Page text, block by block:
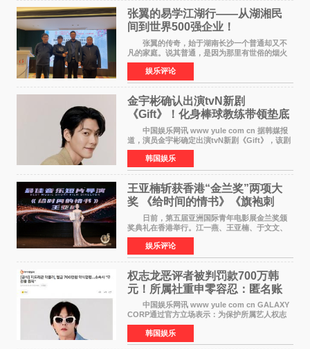
张翼的易学江湖行——从湖湘民
间到世界500强企业！
张翼的传奇，始于湖南长沙一个普通却又不
凡的家庭。说其普通，是因为那里有世俗的烟火
气；说其不凡，是因为家中有一位洞悉天地玄机
的长者——他的爷爷。作为当地的风水师，爷爷
是张翼走进易学
娱乐评论
金宇彬确认出演tvN新剧
《Gift》！化身棒球教练带领垫底
球队逆袭
中国娱乐网讯 www yule com cn 据韩媒报
道，演员金宇彬确定出演tvN新剧《Gift》，该剧
预计将于下半年播出，引发观众高度期待。
本剧改编自同名网络漫画，讲述一位经历意外事
故后获得特殊
韩国娱乐
王亚楠斩获香港“金兰奖”两项大
奖 《给时间的情书》《旗袍刺
客》双双获肯定
日前，第五届亚洲国际青年电影展金兰奖颁
奖典礼在香港举行。江一燕、王亚楠、于文文、
李东学等知名演员出席活动。著名演员、导演王
亚楠凭借音乐故事片《给时间的情书》和院线电
影《旗袍刺客》
娱乐评论
权志龙恶评者被判罚款700万韩
元！所属社重申零容忍：匿名账
号也难逃刑责
中国娱乐网讯 www yule com cn GALAXY
CORP通过官方立场表示：为保护所属艺人权志
龙的名誉和权益，将持续对网络上发生的名誉损
害、散布虚假事实、侮辱、恶意诽谤等行为采取
法律应对措施。
韩国娱乐